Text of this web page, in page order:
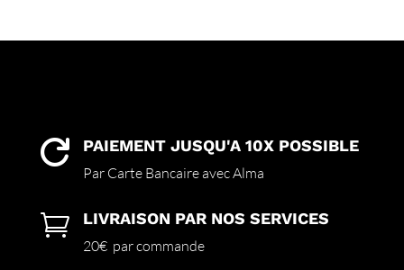
 PAIEMENT JUSQU'A 10X POSSIBLE
Par Carte Bancaire avec Alma
 LIVRAISON PAR NOS SERVICES
20€ par commande